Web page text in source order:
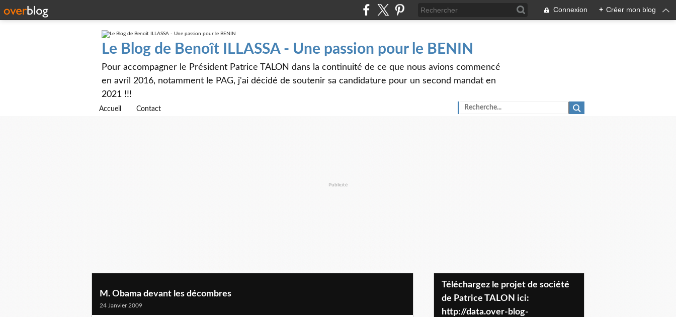
Connexion + Créer mon blog
Le Blog de Benoît ILLASSA - Une passion pour le BENIN
Pour accompagner le Président Patrice TALON dans la continuité de ce que nous avions commencé
en avril 2016, notamment le PAG, j'ai décidé de soutenir sa candidature pour un second mandat en
2021 !!!
Accueil Contact
Publicité
M. Obama devant les décombres
24 Janvier 2009
Téléchargez le projet de société
de Patrice TALON ici:
http://data.over-blog-